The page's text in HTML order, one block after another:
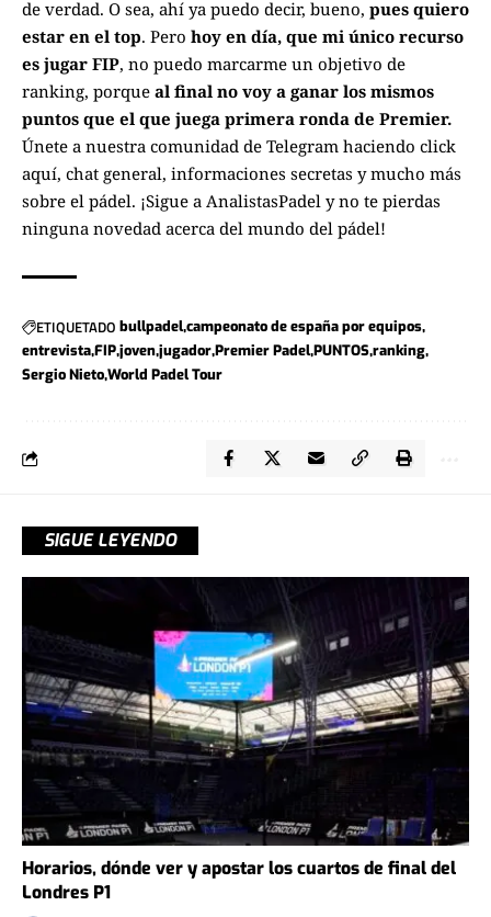
de verdad. O sea, ahí ya puedo decir, bueno, pues quiero
estar en el top. Pero hoy en día, que mi único recurso
es jugar FIP, no puedo marcarme un objetivo de
ranking, porque al final no voy a ganar los mismos
puntos que el que juega primera ronda de Premier.
Únete a nuestra comunidad de Telegram haciendo click
aquí, chat general, informaciones secretas y mucho más
sobre el pádel. ¡Sigue a AnalistasPadel y no te pierdas
ninguna novedad acerca del mundo del pádel!
ETIQUETADO bullpadelcampeonato de españa por equipos
entrevistaFIPjovenjugadorPremier PadelPUNTOSranking
Sergio NietoWorld Padel Tour
SIGUE LEYENDO
Horarios, dónde ver y apostar los cuartos de final del
Londres P1